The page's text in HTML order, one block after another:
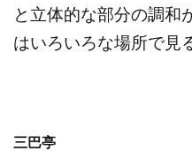
と立体的な部分の調和
はいろいろな場所で見
三巴亭